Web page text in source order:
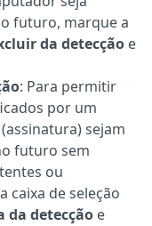
futuro, marque a
da detecção e
: Para permitir
por um
sejam
futuro sem
ou
caixa de seleção
da detecção e